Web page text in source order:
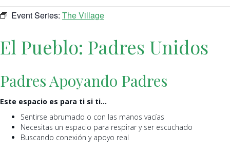
Event Series: The Village
El Pueblo: Padres Unidos
Padres Apoyando Padres
Este espacio es para ti si ti…
Sentirse abrumado o con las manos vacías
Necesitas un espacio para respirar y ser escuchado
Buscando conexión y apoyo real